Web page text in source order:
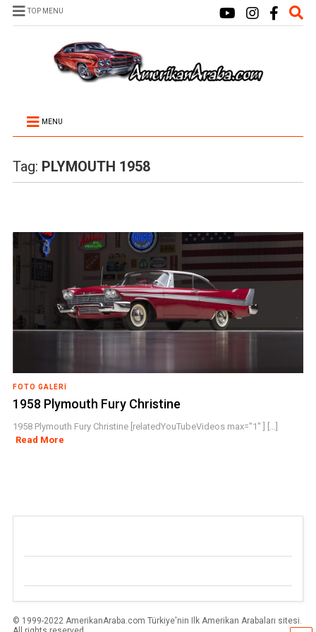
TOP MENU
MENU
Tag: PLYMOUTH 1958
FOTO GALERI
1958 Plymouth Fury Christine
1958 Plymouth Fury Christine [relatedYouTubeVideos max="1" ] [...]
Read More
© 1999-2022 AmerikanAraba.com Türkiye'nin Ilk Amerikan Arabaları sitesi.